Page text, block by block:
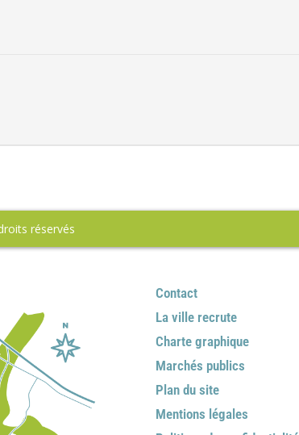
réservés
Contact
La ville recrute
Charte graphique
Marchés publics
Plan du site
Mentions légales